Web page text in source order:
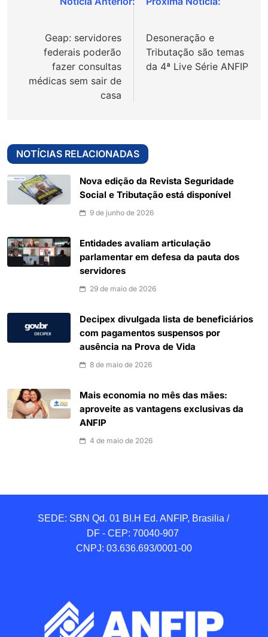
Navegação
Post
Geap: servidores
federais poderão
fazer consultas
médicas sem sair de
casa
Desoneração e
Tributação são temas
da 4ª Live Série ANFIP
NOTÍCIAS RELACIONADAS
Nova edição da Revista Seguridade
Social e Tributação está disponível
9 de junho de 2026
Entidades avaliam articulação
parlamentar em defesa da pauta dos
servidores
29 de maio de 2026
Decipex divulgada lista de beneficiários
com pagamentos suspensos por
ausência na Prova de Vida
8 de maio de 2026
Mais economia no mês das mães:
aproveite as vantagens exclusivas da
ANFIP
4 de maio de 2026
SEDE: SBN Qd. 01 BI.H Ed. ANFIP, Brasilia /
DF - CEP: 70040-907
CNPJ: 03.636.693/0001-00